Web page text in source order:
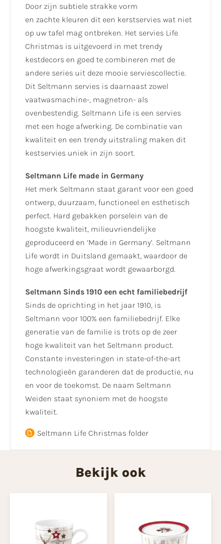
Door zijn subtiele strakke vorm
en zachte kleuren dit een kerstservies wat niet
op uw tafel mag ontbreken. Het servies Life
Christmas is uitgevoerd in met trendy
kestdecors en goed te combineren met de
andere series uit deze mooie serviescollectie.
Dit Seltmann servies is daarnaast zowel
vaatwasmachine-, magnetron- als
ovenbestendig. Seltmann Life is een servies
met een hoge afwerking. De combinatie van
kwaliteit en een trendy uitstraling maken dit
kestservies uniek in zijn soort.
Seltmann Life made in Germany
Het merk Seltmann staat garant voor een goed
ontwerp, duurzaam, functioneel en esthetisch
perfect. Hard gebakken porselein van de
hoogste kwaliteit, milieuvriendelijke
geproduceerd en ‘Made in Germany’. Seltmann
Life wordt in Duitsland gemaakt, waardoor de
hoge afwerkingsgraat wordt gewaarborgd.
Seltmann Sinds 1910 een echt familiebedrijf
Sinds de oprichting in het jaar 1910, is
Seltmann voor 100% een familiebedrijf. Elke
generatie van de familie is trots op de zeer
hoge kwaliteit van het Seltmann product.
Constante investeringen in state-of-the-art
technologieën garanderen dat de productie, nu
en voor de toekomst. De naam Seltmann
Weiden staat synoniem met de hoogste
kwaliteit.
Seltmann Life Christmas folder
Bekijk ook